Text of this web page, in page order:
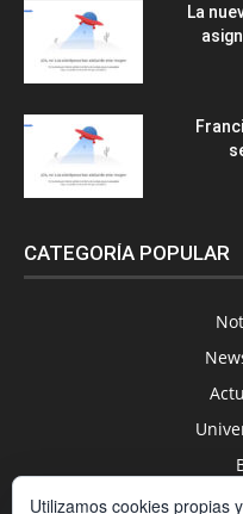
La
CATEGORÍA POPULAR
Utilizamos cookies propias